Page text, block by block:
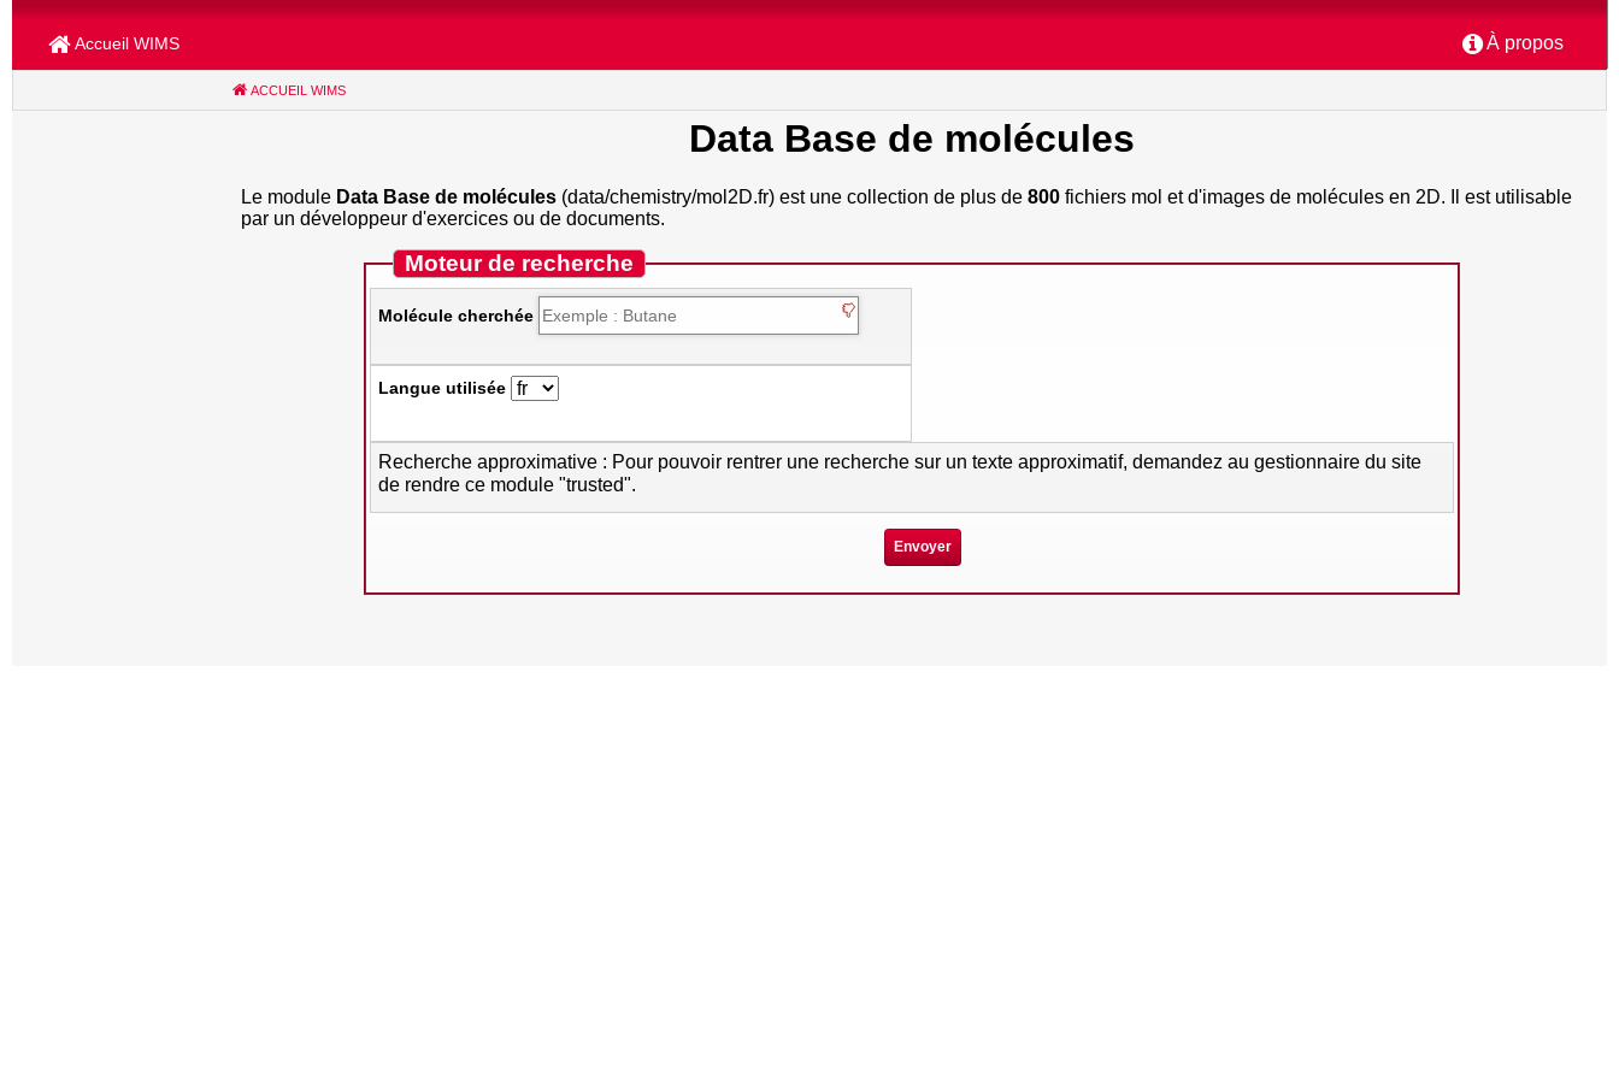
Accueil WIMS À propos
ACCUEIL WIMS
Data Base de molécules
Le module Data Base de molécules (data/chemistry/mol2D.fr) est une collection de plus de 800 fichiers mol et d'images de molécules en 2D. Il est utilisable
par un développeur d'exercices ou de documents.
Moteur de recherche
Molécule cherchée
Langue utilisée
Recherche approximative : Pour pouvoir rentrer une recherche sur un texte approximatif, demandez au gestionnaire du site
de rendre ce module "trusted".